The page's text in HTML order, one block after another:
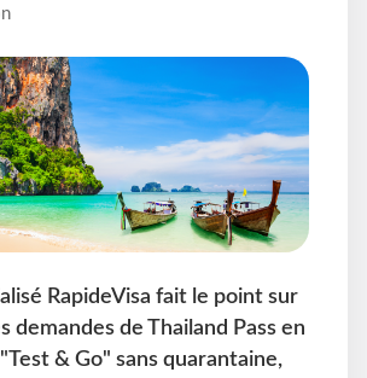
RapideVisa fait le point sur
demandes de Thailand Pass en
& Go" sans quarantaine,